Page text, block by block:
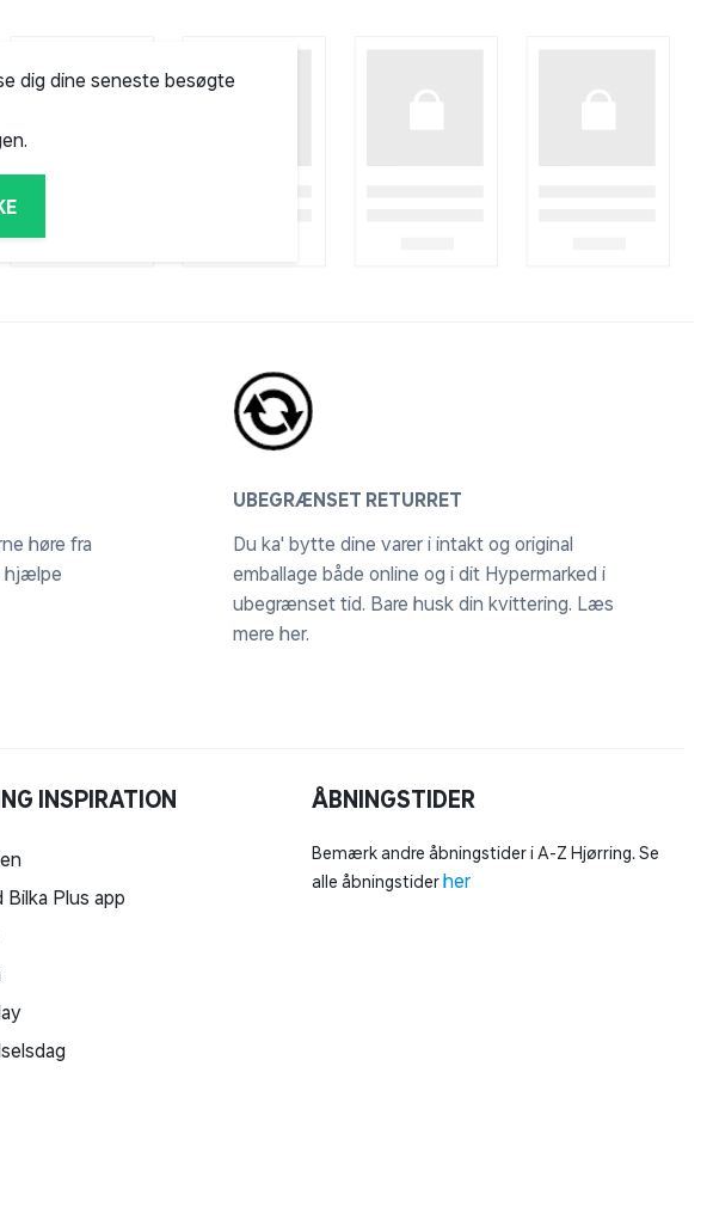
dig dine seneste besøgte
høre fra
hjælpe
UBEGRÆNSET RETURRET
Du ka' bytte dine varer i intakt og original
emballage både online og i dit Hypermarked i
ubegrænset tid. Bare husk din kvittering. Læs
mere her.
INSPIRATION
Bilka Plus app
ÅBNINGSTIDER
Bemærk andre åbningstider i A-Z Hjørring. Se
alle åbningstiderher